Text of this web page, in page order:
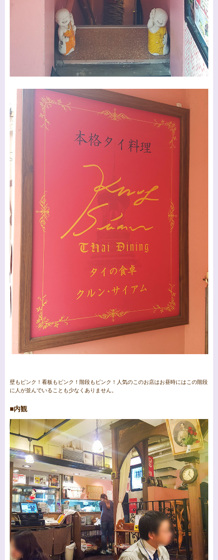
壁もピンク！看板もピンク！階段もピンク！人気のこのお店はお昼時にはこの階段
に人が並んでいることも少なくありません。
■内観